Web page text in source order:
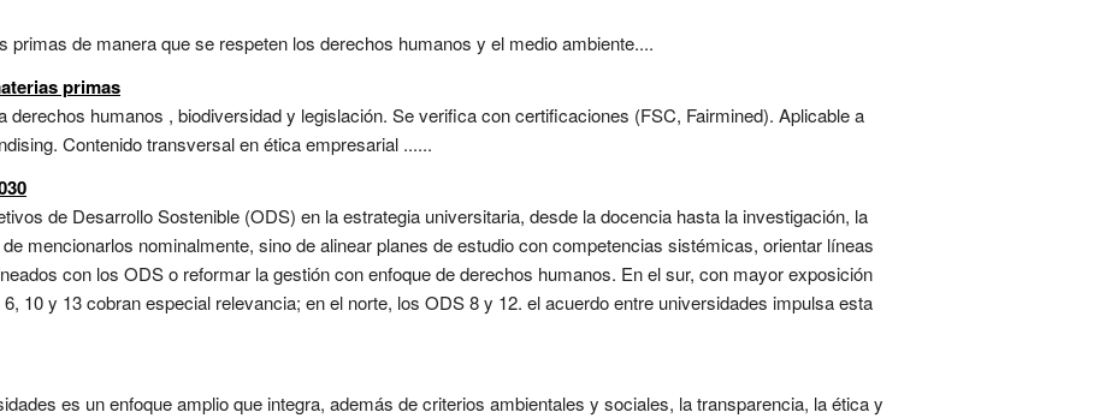
primas de manera que se respeten los derechos humanos y el medio ambiente....
primas
derechos humanos , biodiversidad y legislación. Se verifica con certificaciones (FSC, Fairmined). Aplicable a
Contenido transversal en ética empresarial ......
de Desarrollo Sostenible (ODS) en la estrategia universitaria, desde la docencia hasta la investigación, la
mencionarlos nominalmente, sino de alinear planes de estudio con competencias sistémicas, orientar líneas
con los ODS o reformar la gestión con enfoque de derechos humanos. En el sur, con mayor exposición
10 y 13 cobran especial relevancia; en el norte, los ODS 8 y 12. el acuerdo entre universidades impulsa esta
es un enfoque amplio que integra, además de criterios ambientales y sociales, la transparencia, la ética y